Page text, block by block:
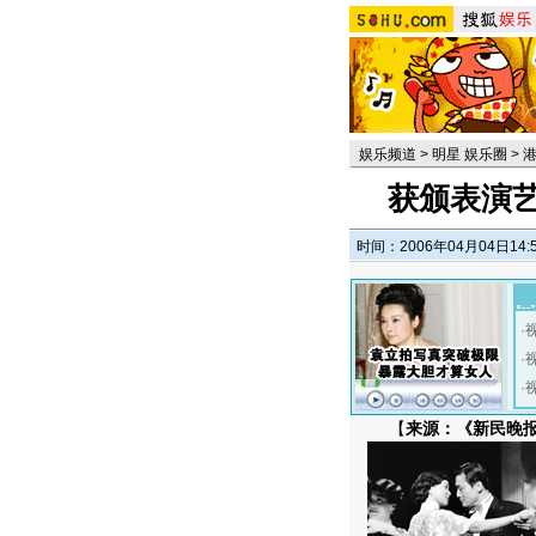
娱乐频道 > 明星 娱乐圈 >
获颁表演
时间：2006年04月04日
·
·
·
【来源：《新民晚